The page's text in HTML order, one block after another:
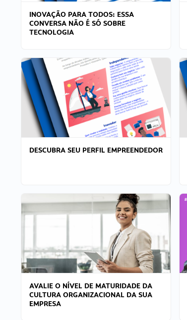
INOVAÇÃO PARA TODOS: ESSA
CONVERSA NÃO É SÓ SOBRE
TECNOLOGIA
DESCUBRA SEU PERFIL EMPREENDEDOR
AVALIE O NÍVEL DE MATURIDADE DA
CULTURA ORGANIZACIONAL DA SUA
EMPRESA